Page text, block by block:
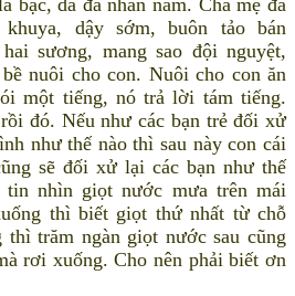
bạc, da đã nhăn nám. Cha mẹ đã
dậy sớm, buôn tảo bán
sương, mang sao đội nguyệt,
nuôi cho con. Nuôi cho con ăn
một tiếng, nó trả lời tám tiếng.
đó. Nếu như các bạn trẻ đối xử
như thế nào thì sau này con cái
sẽ đối xử lại các bạn như thế
nhìn giọt nước mưa trên mái
thì biết giọt thứ nhất từ chỗ
thì trăm ngàn giọt nước sau cũng
rơi xuống. Cho nên phải biết ơn